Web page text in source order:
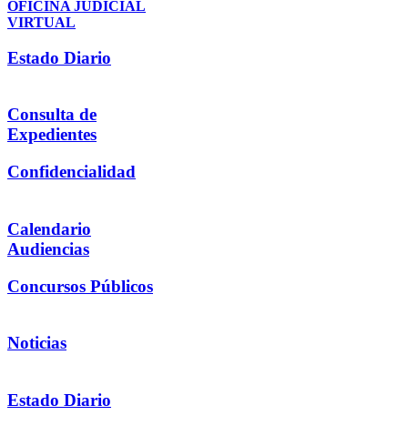
OFICINA JUDICIAL
VIRTUAL
Estado Diario
Consulta de
Expedientes
Confidencialidad
Calendario
Audiencias
Concursos Públicos
Noticias
Estado Diario